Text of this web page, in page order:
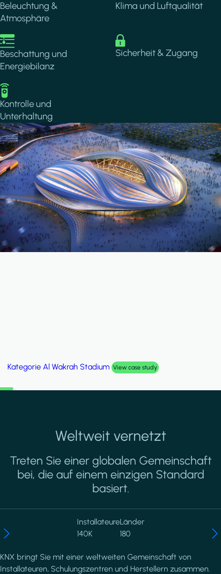
Beleuchtung &
Atmosphäre
Klima und Luftqualität
Image
Beschattung und
Energiebilanz
Image
Sicherheit & Zugang
Image
Kontrolle und
Unterhaltung
Kategorie Palm Hills Smart Villa View case study
Weltweit vernetzt
Treten Sie einer globalen Gemeinschaft
bei, die auf einem einzigen Standard
basiert.
Installateure
140K
Länder
180
KNX bringt Sie mit einer weltweiten Gemeinschaft von
Installateuren, Schulungszentren und Herstellern zusammen.